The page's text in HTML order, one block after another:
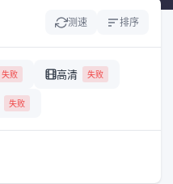
测速 排序
失败 高清 失败
失败